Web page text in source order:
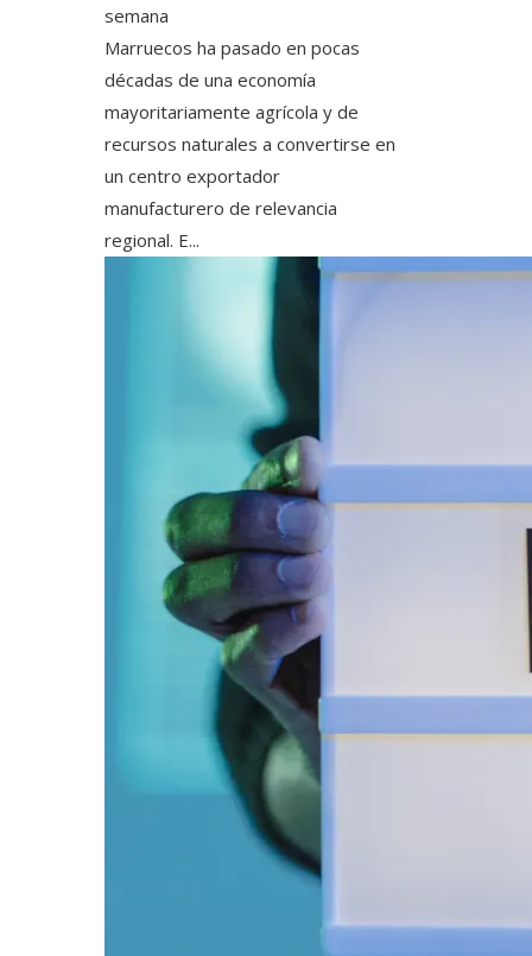
semana
Marruecos ha pasado en pocas
décadas de una economía
mayoritariamente agrícola y de
recursos naturales a convertirse en
un centro exportador
manufacturero de relevancia
regional. E...